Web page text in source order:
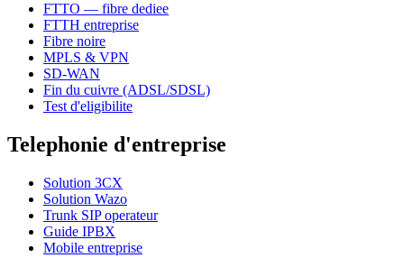
FTTO — fibre dediee
FTTH entreprise
Fibre noire
MPLS & VPN
SD-WAN
Fin du cuivre (ADSL/SDSL)
Test d'eligibilite
Telephonie d'entreprise
Solution 3CX
Solution Wazo
Trunk SIP operateur
Guide IPBX
Mobile entreprise